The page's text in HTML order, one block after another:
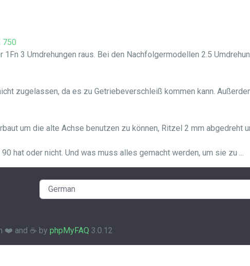
750
3 Umdrehungen raus. Bei den Nachfolgermodellen 2.5
zugelassen, da es zu Getriebeverschleiß kommen kann.
um die alte Achse benutzen zu können, Ritzel 2 mm abgedreht
hat oder nicht. Und was muss alles gemacht werden, um sie zu ...
❤️ and ☕️ by phpMyFAQ 3.0.12